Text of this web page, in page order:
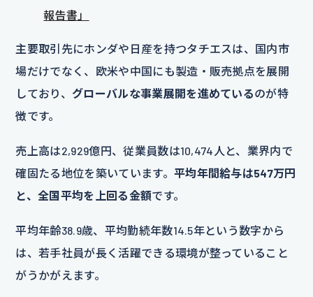
報告書」
主要取引先にホンダや日産を持つタチエスは、国内市
場だけでなく、欧米や中国にも製造・販売拠点を展開
しており、 グローバルな事業展開を進めているのが特
徴です。
売上高は2,929億円、従業員数は10,474人と、業界内で
確固たる地位を築いています。 平均年間給与は547万円
と、全国平均を上回る金額です。
平均年齢38.9歳、平均勤続年数14.5年という数字から
は、若手社員が長く活躍できる環境が整っていること
がうかがえます。